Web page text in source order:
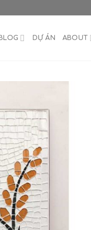
BLOG DỰ ÁN ABOUT